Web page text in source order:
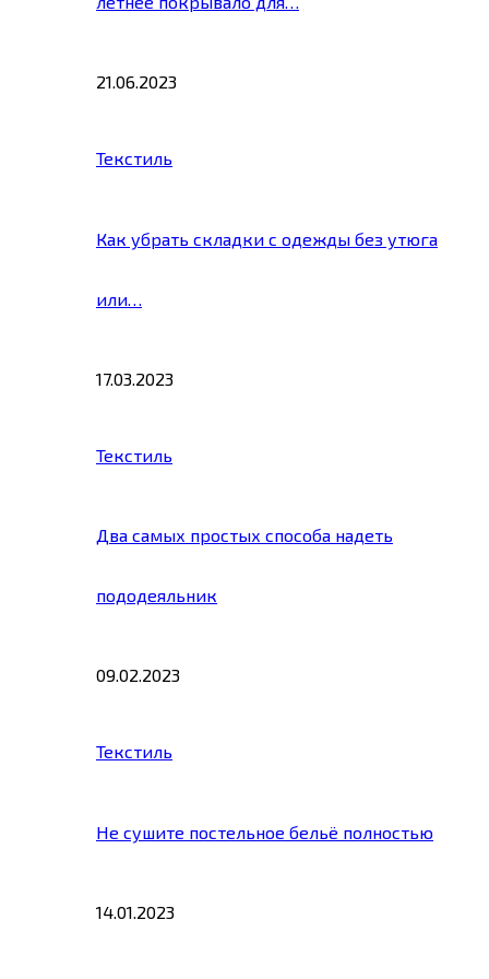
21.06.2023
Текстиль
Как убрать складки с одежды без утюга
или…
17.03.2023
Текстиль
Два самых простых способа надеть
пододеяльник
09.02.2023
Текстиль
Не сушите постельное бельё полностью
14.01.2023